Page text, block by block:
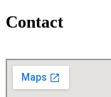
Contact